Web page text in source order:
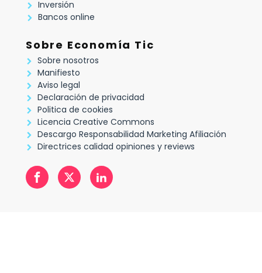
Inversión
Bancos online
Sobre Economía Tic
Sobre nosotros
Manifiesto
Aviso legal
Declaración de privacidad
Politica de cookies
Licencia Creative Commons
Descargo Responsabilidad Marketing Afiliación
Directrices calidad opiniones y reviews